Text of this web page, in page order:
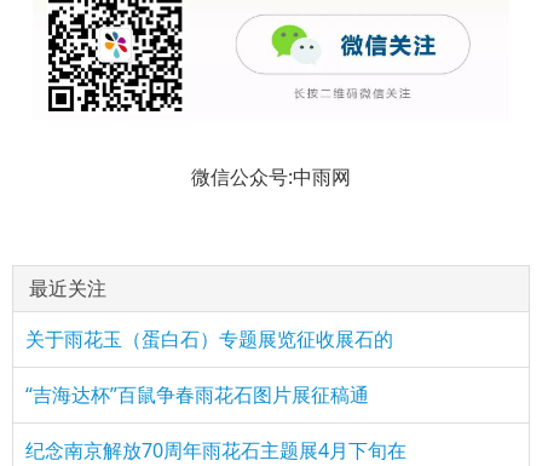
微信公众号:中雨网
最近关注
关于雨花玉（蛋白石）专题展览征收展石的
“吉海达杯”百鼠争春雨花石图片展征稿通
纪念南京解放70周年雨花石主题展4月下旬在